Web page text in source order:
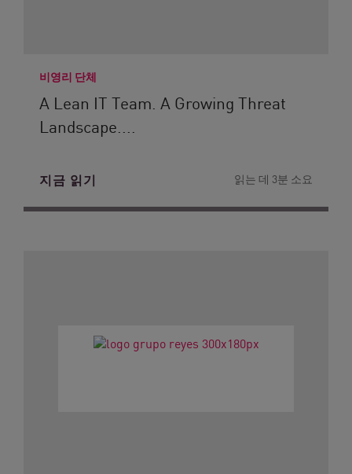
비영리 단체
A Lean IT Team. A Growing Threat
Landscape....
지금 읽기 읽는 데 3분 소요